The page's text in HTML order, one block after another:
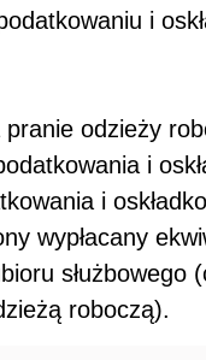
i
pranie odzieży
i
i
wypłacany
służbowego
roboczą).